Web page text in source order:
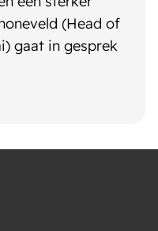
(Head of
gaat in gesprek